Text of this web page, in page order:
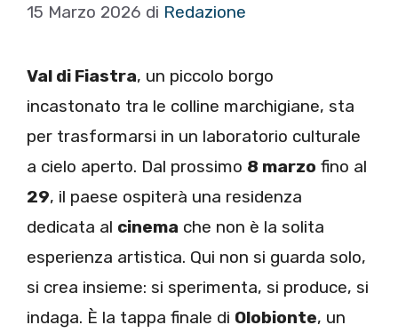
15 Marzo 2026 di Redazione
Val di Fiastra, un piccolo borgo
incastonato tra le colline marchigiane, sta
per trasformarsi in un laboratorio culturale
a cielo aperto. Dal prossimo 8 marzo fino al
29, il paese ospiterà una residenza
dedicata al cinema che non è la solita
esperienza artistica. Qui non si guarda solo,
si crea insieme: si sperimenta, si produce, si
indaga. È la tappa finale di Olobionte, un